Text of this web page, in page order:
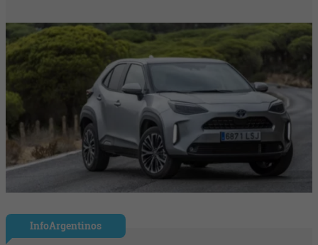
InfoArgentinos